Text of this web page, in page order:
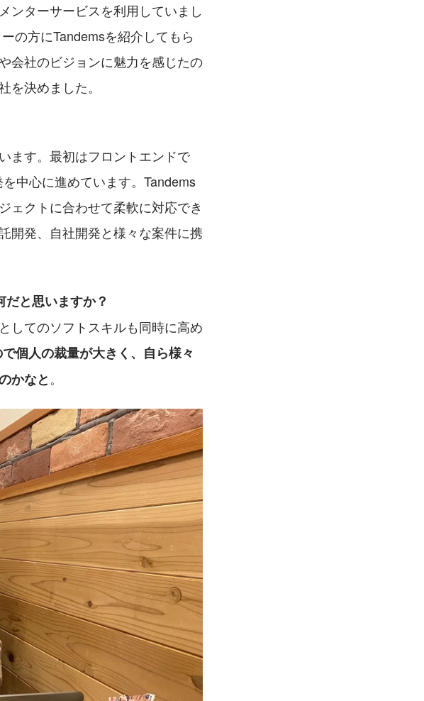
ンターサービスを利用していまし
の方にTandemsを紹介してもら
会社のビジョンに魅力を感じたの
を決めました。
ます。最初はフロントエンドで
中心に進めています。Tandems
ェクトに合わせて柔軟に対応でき
開発、自社開発と様々な案件に携
と思いますか？
してのソフトスキルも同時に高め
個人の裁量が大きく、自ら様々
かなと。